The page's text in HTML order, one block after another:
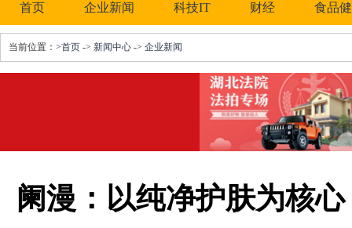
首页 企业新闻 科技IT 财经 食品
当前位置： >首页 -> 新闻中心 -> 企业新闻
阑漫：以纯净护肤为核